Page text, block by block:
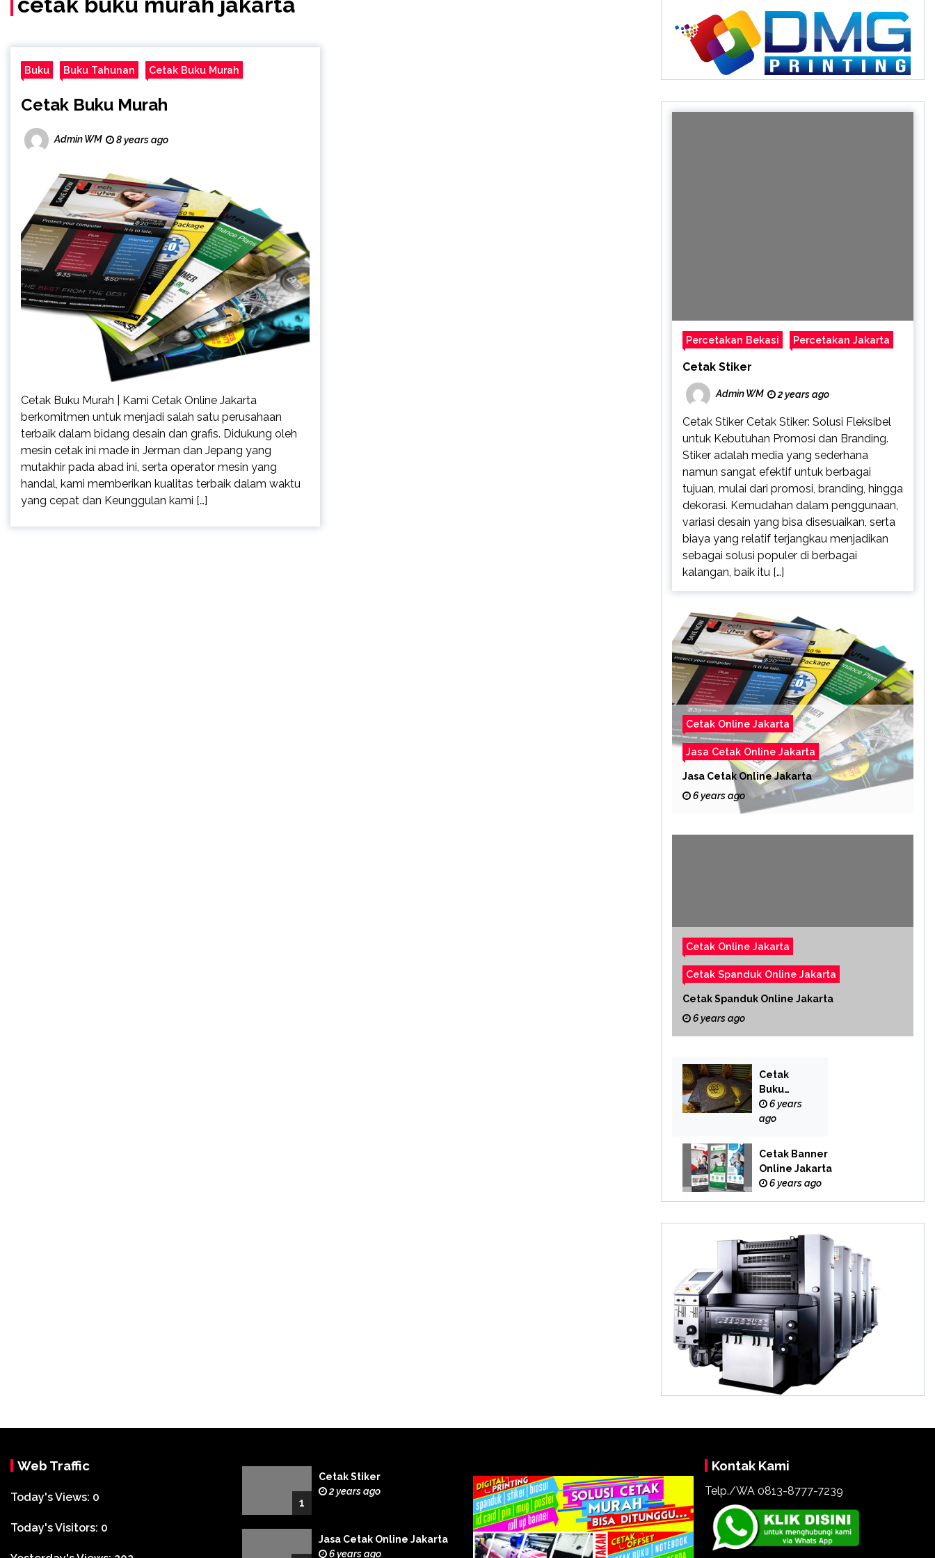
Buku Buku Tahunan Cetak Buku Murah
Cetak Buku Murah
Admin WM 8 years ago
Cetak Buku Murah | Kami Cetak Online Jakarta
berkomitmen untuk menjadi salah satu perusahaan
terbaik dalam bidang desain dan grafis. Didukung oleh
mesin cetak ini made in Jerman dan Jepang yang
mutakhir pada abad ini, serta operator mesin yang
handal, kami memberikan kualitas terbaik dalam waktu
yang cepat dan Keunggulan kami […]
Percetakan Bekasi Percetakan Jakarta
Cetak Stiker
Admin WM 2 years ago
Cetak Stiker Cetak Stiker: Solusi Fleksibel
untuk Kebutuhan Promosi dan Branding.
Stiker adalah media yang sederhana
namun sangat efektif untuk berbagai
tujuan, mulai dari promosi, branding, hingga
dekorasi. Kemudahan dalam penggunaan,
variasi desain yang bisa disesuaikan, serta
biaya yang relatif terjangkau menjadikan
sebagai solusi populer di berbagai
kalangan, baik itu […]
Cetak Online Jakarta
Jasa Cetak Online Jakarta
Jasa Cetak Online Jakarta
6 years ago
Cetak Online Jakarta
Cetak Spanduk Online Jakarta
Cetak Spanduk Online Jakarta
6 years ago
Cetak
Buku
Yasin
Online
6 years
ago
Cetak Banner
Online Jakarta
6 years ago
Web Traffic
Today's Views: 0
Today's Visitors: 0
1
Cetak Stiker
2 years ago
Jasa Cetak Online Jakarta
6 years ago
Kontak Kami
Telp./WA 0813-8777-7239